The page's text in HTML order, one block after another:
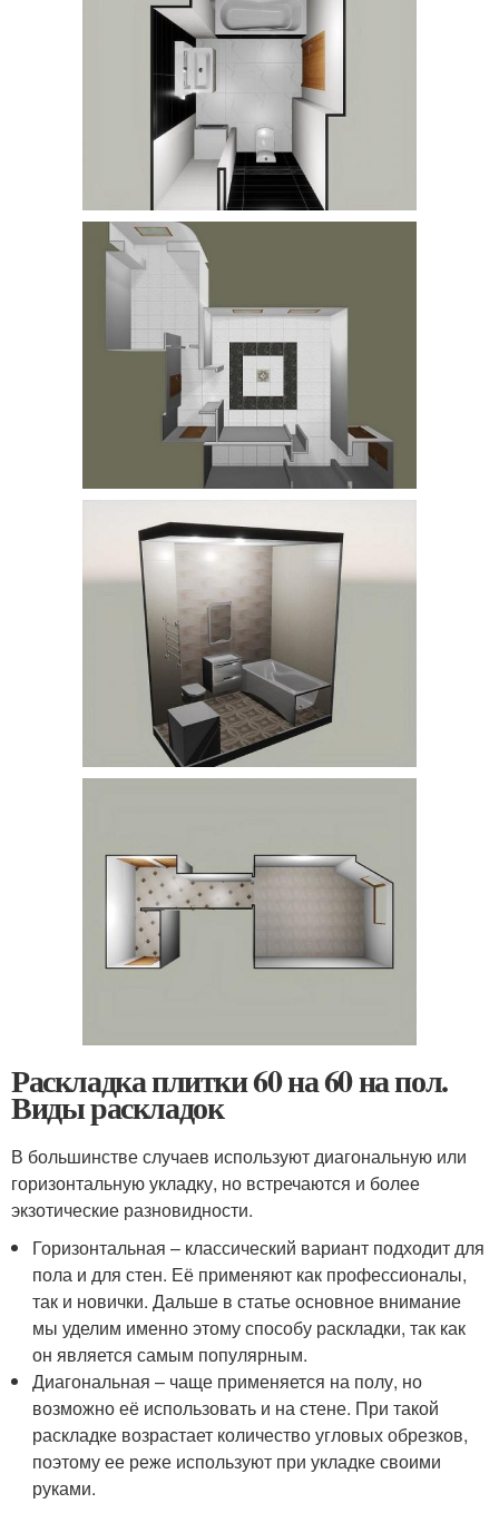
Раскладка плитки 60 на 60 на пол.
Виды раскладок
В большинстве случаев используют диагональную или
горизонтальную укладку, но встречаются и более
экзотические разновидности.
Горизонтальная – классический вариант подходит для
пола и для стен. Её применяют как профессионалы,
так и новички. Дальше в статье основное внимание
мы уделим именно этому способу раскладки, так как
он является самым популярным.
Диагональная – чаще применяется на полу, но
возможно её использовать и на стене. При такой
раскладке возрастает количество угловых обрезков,
поэтому ее реже используют при укладке своими
руками.